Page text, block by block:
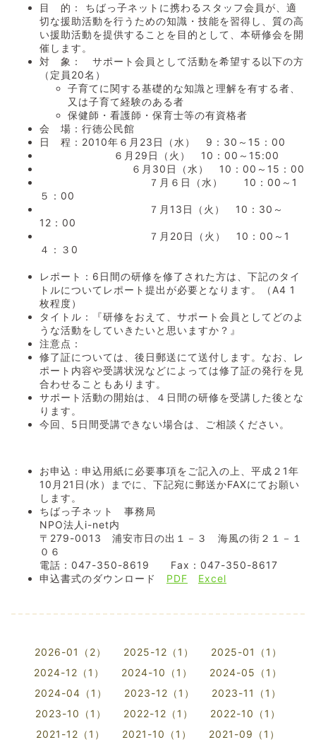
目 的： ちばっ子ネットに携わるスタッフ会員が、適
切な援助活動を行うための知識・技能を習得し、質の高
い援助活動を提供することを目的として、本研修会を開
催します。
対 象： サポート会員として活動を希望する以下の方
（定員20名）
子育てに関する基礎的な知識と理解を有する者、
又は子育て経験のある者
保健師・看護師・保育士等の有資格者
会 場：行徳公民館
日 程：2010年６月23日（水） 9：30～15：00
６月29日（火） 10：00～15:00
６月30日（水） 10：00～15：00
７月６日（水） 10：00～1
５：00
７月13日（火） 10：30～
12：00
７月20日（火） 10：00～1
４：３0
レポート：6日間の研修を修了された方は、下記のタイ
トルについてレポート提出が必要となります。（A4 1
枚程度）
タイトル：『研修をおえて、サポート会員としてどのよ
うな活動をしていきたいと思いますか？』
注意点：
修了証については、後日郵送にて送付します。なお、レ
ポート内容や受講状況などによっては修了証の発行を見
合わせることもあります。
サポート活動の開始は、４日間の研修を受講した後とな
ります。
今回、5日間受講できない場合は、ご相談ください。
お申込：申込用紙に必要事項をご記入の上、平成２1年
10月21日(水）までに、下記宛に郵送かFAXにてお願い
します。
ちばっ子ネット 事務局
NPO法人i-net内
〒279-0013 浦安市日の出１－３ 海風の街２１－１
０６
電話：047-350-8619 Fax：047-350-8617
申込書式のダウンロード PDF Excel
2026-01（2） 2025-12（1）
2025-01（1）
2024-12（1）
2024-10（1）
2024-05（1）
2024-04（1）
2023-12（1）
2023-11（1）
2023-10（1）
2022-12（1）
2022-10（1）
2021-12（1）
2021-10（1）
2021-09（1）